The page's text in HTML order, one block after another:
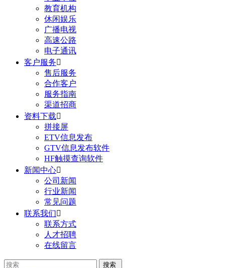
教育机构
休闲娱乐
广播电视
高速公路
电子通讯
客户服务
售后服务
合作客户
服务指南
渠道招商
资料下载
拼接屏
ETV信息发布
GTV信息发布软件
HF触摸查询软件
新闻中心
公司新闻
行业新闻
常见问题
联系我们
联系方式
人才招聘
在线留言